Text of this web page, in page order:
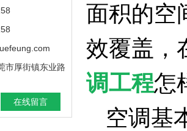
市厚街镇东业路
在线留言
面积的空
效覆盖，
调工程怎
空调基